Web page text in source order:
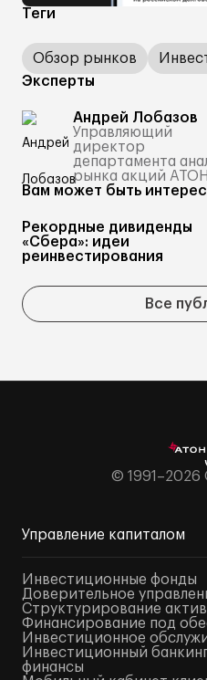
Теги
Обзор рынков
Эксперты
Андрей Лобазов
Управляющий
директор
департамента
рынка акций АТОН
Вам может быть
Рекордные дивиденды
«Сбера»: идеи
реинвестирования
Все
©
Управление капиталом
Инвестиционные фонды
Доверительное
Структурирование
Финансирование под
Инвестиционное
Инвестиционный
финансы